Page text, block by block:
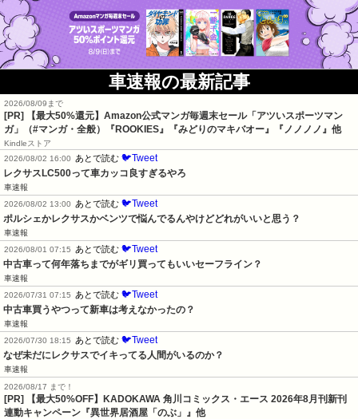
車速報の最新記事
2026/08/09まで
[PR]
【最大50%還元】Amazon公式マンガ毎週末セール「アツいスポーツマン
ガ」（#マンガ・全般）『ROOKIES』『みどりのマキバオー』『ノノノノ』他
Kindleストア
2026/08/02 16:00
あとで読む 🐦Tweet
レクサスLC500って車カッコ良すぎるやろ
車速報
2026/08/02 13:00
あとで読む 🐦Tweet
ポルシェかレクサスかベンツで悩んでるんやけどどれがいいと思う？
車速報
2026/08/01 07:15
あとで読む 🐦Tweet
中古車って何年落ちまでがギリ買ってもいいセーフライン？
車速報
2026/07/31 07:15
あとで読む 🐦Tweet
中古車買うやつって新車は考えなかったの？
車速報
2026/07/30 18:15
あとで読む 🐦Tweet
なぜ未だにレクサスでイキってる人間がいるのか？
車速報
2026/08/17 まで！
[PR] 【最大50%OFF】KADOKAWA 角川コミックス・エース 2026年8月刊新刊
連動キャンペーン『異世界居酒屋「のぶ」』他